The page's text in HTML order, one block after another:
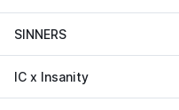
SINNERS
IC x Insanity